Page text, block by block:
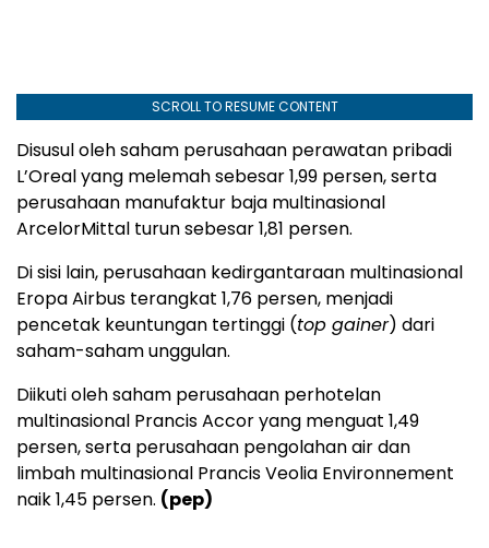
SCROLL TO RESUME CONTENT
Disusul oleh saham perusahaan perawatan pribadi
L’Oreal yang melemah sebesar 1,99 persen, serta
perusahaan manufaktur baja multinasional
ArcelorMittal turun sebesar 1,81 persen.
Di sisi lain, perusahaan kedirgantaraan multinasional
Eropa Airbus terangkat 1,76 persen, menjadi
pencetak keuntungan tertinggi (top gainer) dari
saham-saham unggulan.
Diikuti oleh saham perusahaan perhotelan
multinasional Prancis Accor yang menguat 1,49
persen, serta perusahaan pengolahan air dan
limbah multinasional Prancis Veolia Environnement
naik 1,45 persen. (pep)